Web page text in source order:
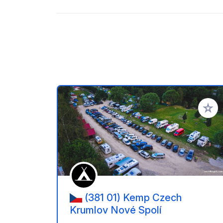
Voeg
(381 01) Kemp Czech
Krumlov Nové Spolí